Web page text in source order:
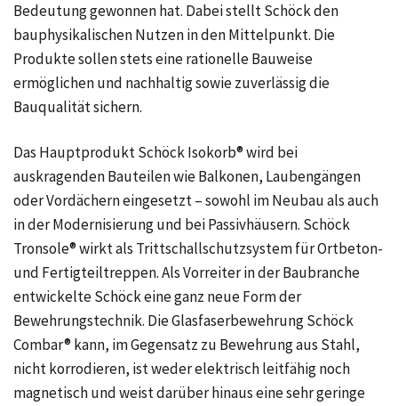
Bedeutung gewonnen hat. Dabei stellt Schöck den
bauphysikalischen Nutzen in den Mittelpunkt. Die
Produkte sollen stets eine rationelle Bauweise
ermöglichen und nachhaltig sowie zuverlässig die
Bauqualität sichern.
Das Hauptprodukt Schöck Isokorb® wird bei
auskragenden Bauteilen wie Balkonen, Laubengängen
oder Vordächern eingesetzt – sowohl im Neubau als auch
in der Modernisierung und bei Passivhäusern. Schöck
Tronsole® wirkt als Trittschallschutzsystem für Ortbeton-
und Fertigteiltreppen. Als Vorreiter in der Baubranche
entwickelte Schöck eine ganz neue Form der
Bewehrungstechnik. Die Glasfaserbewehrung Schöck
Combar® kann, im Gegensatz zu Bewehrung aus Stahl,
nicht korrodieren, ist weder elektrisch leitfähig noch
magnetisch und weist darüber hinaus eine sehr geringe